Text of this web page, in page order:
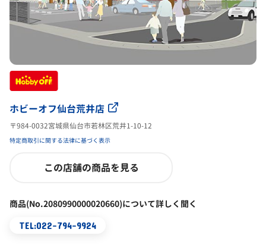
ホビーオフ仙台荒井店
〒984-0032宮城県仙台市若林区荒井1-10-12
特定商取引に関する法律に基づく表示
この店舗の商品を見る
商品(No.2080990000020660)について詳しく聞く
TEL:022-794-9924